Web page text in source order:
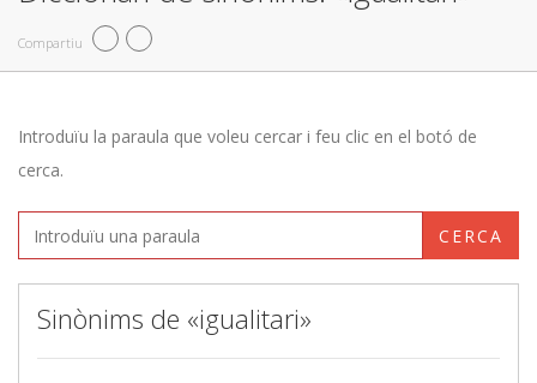
Compartiu
Introduïu la paraula que voleu cercar i feu clic en el botó de
cerca.
CERCA
Sinònims de «igualitari»